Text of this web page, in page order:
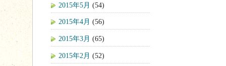
2015年5月 (54)
2015年4月 (56)
2015年3月 (65)
2015年2月 (52)